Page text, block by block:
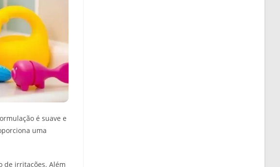
é suave e
uma
de irritações. Além